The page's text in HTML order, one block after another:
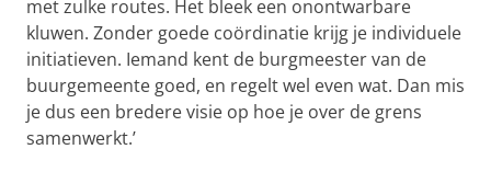
met zulke routes. Het bleek een onontwarbare
kluwen. Zonder goede coördinatie krijg je individuele
initiatieven. Iemand kent de burgmeester van de
buurgemeente goed, en regelt wel even wat. Dan mis
je dus een bredere visie op hoe je over de grens
samenwerkt.’